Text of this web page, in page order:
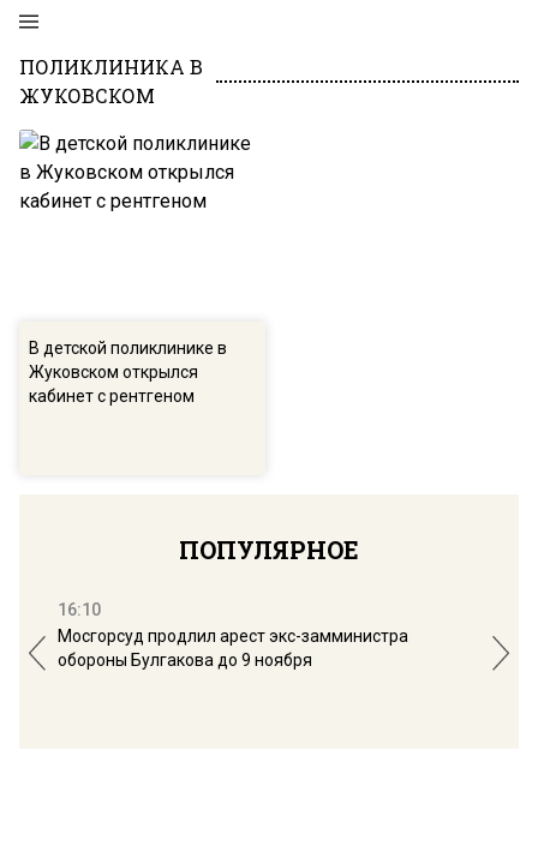
ПОЛИКЛИНИКА В
ЖУКОВСКОМ
В детской поликлинике в
Жуковском открылся
кабинет с рентгеном
ПОПУЛЯРНОЕ
16:10
Мосгорсуд продлил арест экс-замминистра
обороны Булгакова до 9 ноября